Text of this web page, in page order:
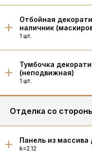
Отбойная
наличник
1 шт.
Тумбочка
(неподвижная)
1 шт.
Отделка со
Панель из массива
k=2.12